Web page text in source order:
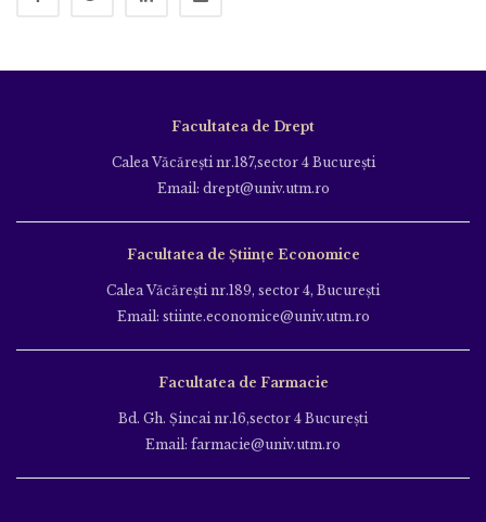
Facultatea de Drept
Calea Văcăreşti nr.187,sector 4 Bucureşti
Email: drept@univ.utm.ro
Facultatea de Științe Economice
Calea Văcăreşti nr.189, sector 4, Bucureşti
Email: stiinte.economice@univ.utm.ro
Facultatea de Farmacie
Bd. Gh. Şincai nr.16,sector 4 Bucureşti
Email: farmacie@univ.utm.ro